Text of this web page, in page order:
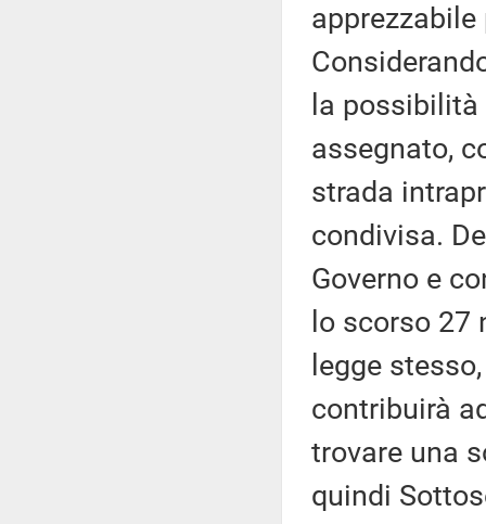
la
assegnato,
strada
condivisa.
Governo e
lo scorso 27
legge
contribuirà
trovare una
quindi